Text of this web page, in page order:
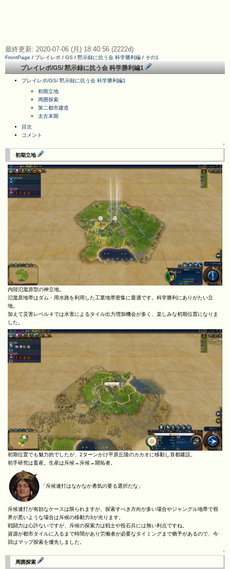
最終更新: 2020-07-06 (月) 18:40:56 (2222d)
FrontPage / プレイレポ / GS / 黙示録に抗う会 科学勝利編 / その1
プレイレポ/GS/ 黙示録に抗う会 科学勝利編1
プレイレポ/GS/ 黙示録に抗う会 科学勝利編1
初期立地
周囲探索
第二都市建造
太古末期
目次
コメント
↑
初期立地
内陸氾濫原型の神立地。
氾濫原地帯はダム・用水路を利用した工業地帯密集に最適です。科学勝利にありがたい立
地。
加えて災害レベル４では水害によるタイル出力増加機会が多く、楽しみな初期位置になりま
した。
初期位置でも魅力的でしたが、2ターンかけ平原丘陵のカカオに移動し首都建設。
初手研究は畜産。生産は斥候→斥候→開拓者。
「斥候連打はなかなか勇気の要る選択だな」
斥候連打が有効なケースは限られますが、探索すべき方向が多い場合やジャングル地帯で視
界が悪いような場合は斥候の移動力3が光ります。
戦闘力は心許ないですが、斥候の探索力は戦士や投石兵には無い利点ですね。
資源が都市タイルに入るまで時間があり労働者が必要なタイミングまで猶予があるので、今
回はマップ探索を優先しました。
↑
周囲探索